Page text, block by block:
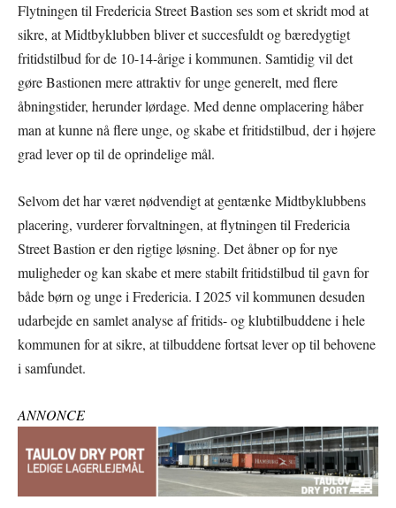
Flytningen til Fredericia Street Bastion ses som et skridt mod at
sikre, at Midtbyklubben bliver et succesfuldt og bæredygtigt
fritidstilbud for de 10-14-årige i kommunen. Samtidig vil det
gøre Bastionen mere attraktiv for unge generelt, med flere
åbningstider, herunder lørdage. Med denne omplacering håber
man at kunne nå flere unge, og skabe et fritidstilbud, der i højere
grad lever op til de oprindelige mål.
Selvom det har været nødvendigt at gentænke Midtbyklubbens
placering, vurderer forvaltningen, at flytningen til Fredericia
Street Bastion er den rigtige løsning. Det åbner op for nye
muligheder og kan skabe et mere stabilt fritidstilbud til gavn for
både børn og unge i Fredericia. I 2025 vil kommunen desuden
udarbejde en samlet analyse af fritids- og klubtilbuddene i hele
kommunen for at sikre, at tilbuddene fortsat lever op til behovene
i samfundet.
ANNONCE